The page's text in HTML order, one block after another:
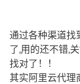
通过各种渠道找
了,用的还不错,
找对了！！
其实阿里云代理